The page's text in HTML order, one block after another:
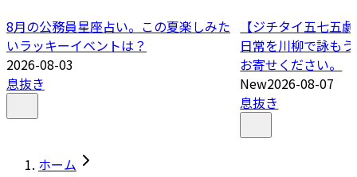
8月の公務員星座占い。この夏楽しみた
いラッキーイベントは？
2026-08-03
息抜き
【ジチタイ五七五
日常を川柳で詠も
お寄せください。
New2026-08-07
息抜き
ホーム